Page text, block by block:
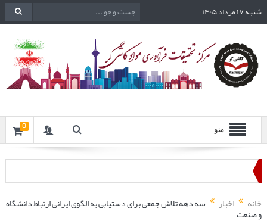
شنبه ۱۷ مرداد ۱۴۰۵
منو 0
خانه اخبار سه دهه تلاش جمعی برای دستیابی به الگوی ایرانی ارتباط دانشگاه
و صنعت